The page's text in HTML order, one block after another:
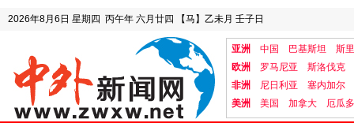
2026年8月6日 星期四 丙午年 六月廿四 【马】乙未月 壬子日
亚洲 中国 巴基斯坦
斯
欧洲
罗马尼亚
斯洛伐克
非洲
尼日利亚
塞内加尔
美洲
美国 加拿大 厄瓜